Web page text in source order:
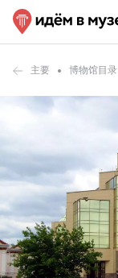
主要 博物馆目录